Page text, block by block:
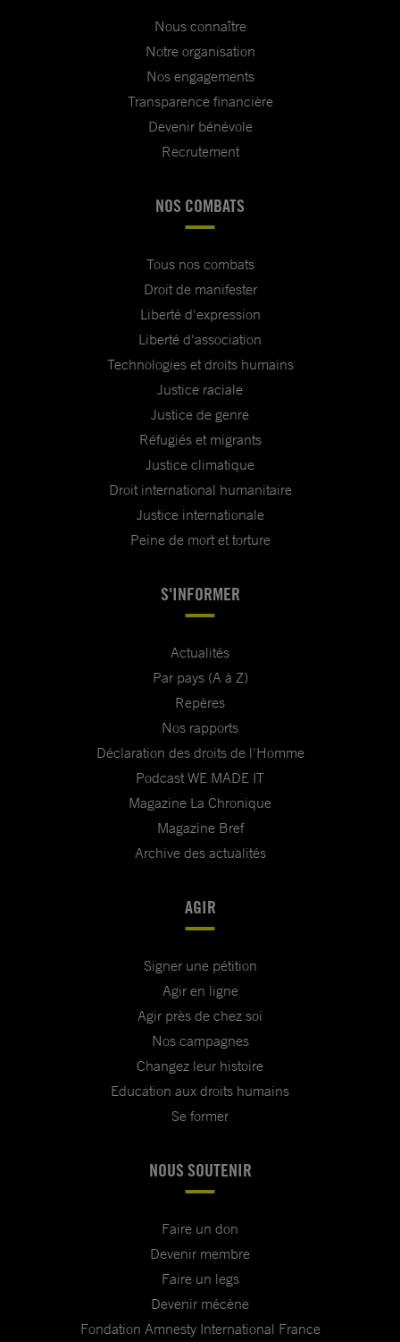
Nous connaître
Notre organisation
Nos engagements
Transparence financière
Devenir bénévole
Recrutement
NOS COMBATS
Tous nos combats
Droit de manifester
Liberté d'expression
Liberté d'association
Technologies et droits humains
Justice raciale
Justice de genre
Réfugiés et migrants
Justice climatique
Droit international humanitaire
Justice internationale
Peine de mort et torture
S'INFORMER
Actualités
Par pays (A à Z)
Repères
Nos rapports
Déclaration des droits de l'Homme
Podcast WE MADE IT
Magazine La Chronique
Magazine Bref
Archive des actualités
AGIR
Signer une pétition
Agir en ligne
Agir près de chez soi
Nos campagnes
Changez leur histoire
Education aux droits humains
Se former
NOUS SOUTENIR
Faire un don
Devenir membre
Faire un legs
Devenir mécène
Fondation Amnesty International France